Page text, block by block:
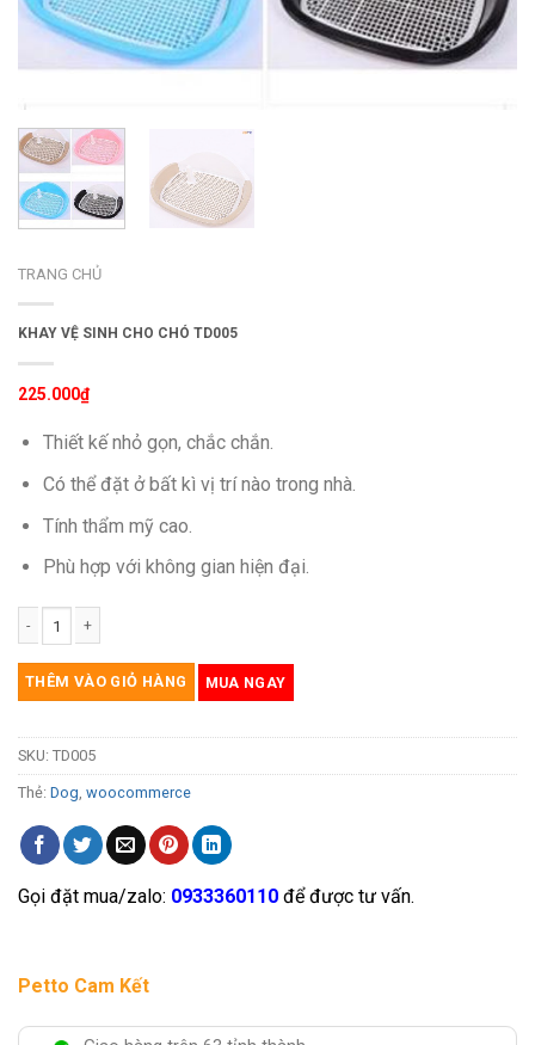
TRANG CHỦ
KHAY VỆ SINH CHO CHÓ TD005
225.000₫
Thiết kế nhỏ gọn, chắc chắn.
Có thể đặt ở bất kì vị trí nào trong nhà.
Tính thẩm mỹ cao.
Phù hợp với không gian hiện đại.
THÊM VÀO GIỎ HÀNG MUA NGAY
SKU: TD005
Thẻ: Dog woocommerce
Gọi đặt mua/zalo: 0933360110 để được tư vấn.
Petto Cam Kết